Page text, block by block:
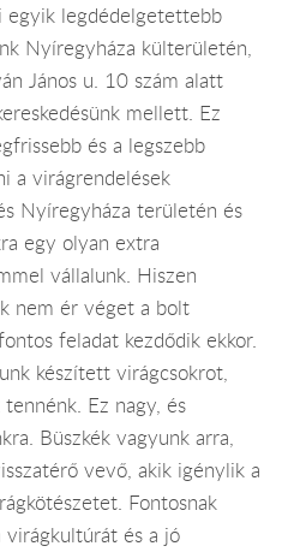
legdédelgetettebb
Nyíregyháza külterületén,
János u. 10 szám alatt
mellett. Ez
és a legszebb
a virágrendelések
Nyíregyháza területén és
egy olyan extra
vállalunk. Hiszen
nem ér véget a bolt
feladat kezdődik ekkor.
készített virágcsokrot,
Ez nagy, és
Büszkék vagyunk arra,
vevő, akik igénylik a
Fontosnak
és a jó